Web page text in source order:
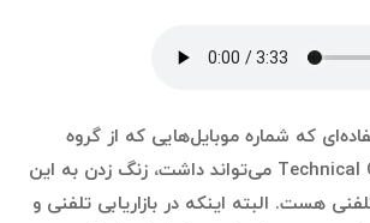
که شماره موبایل‌هایی که از گروه
Technical Question Answer می‌تواند داشت، زنگ زدن به این
هست. البته اینکه در بازاریابی تلفنی و